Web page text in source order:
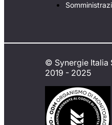
© Synergie Italia
2019 - 2025